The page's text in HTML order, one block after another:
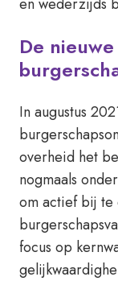
De
In augustus
overheid het
nogmaals
om actief bij te
focus op